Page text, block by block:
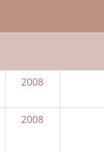
ELECTRONIC
DEPOSITORY LIBRARIES
2008
2008